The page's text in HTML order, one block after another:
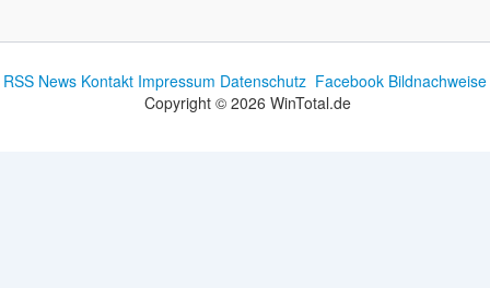
RSS News Kontakt Impressum Datenschutz Facebook Bildnachweise
Copyright © 2026 WinTotal.de